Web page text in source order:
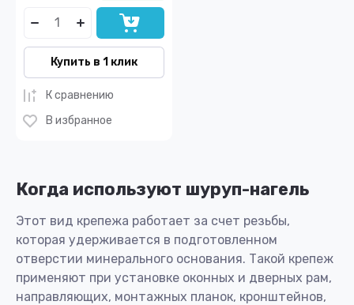
Купить в 1 клик
К сравнению
В избранное
Когда используют шуруп-нагель
Этот вид крепежа работает за счет резьбы,
которая удерживается в подготовленном
отверстии минерального основания. Такой крепеж
применяют при установке оконных и дверных рам,
направляющих, монтажных планок, кронштейнов,